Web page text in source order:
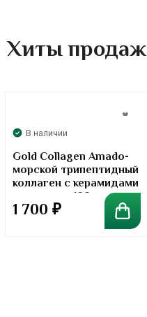
Хиты продаж
В наличии
Gold Collagen Amado-
морской трипептидный
коллаген с керамидами
в порошке. 100 грамм
1 700 ₽